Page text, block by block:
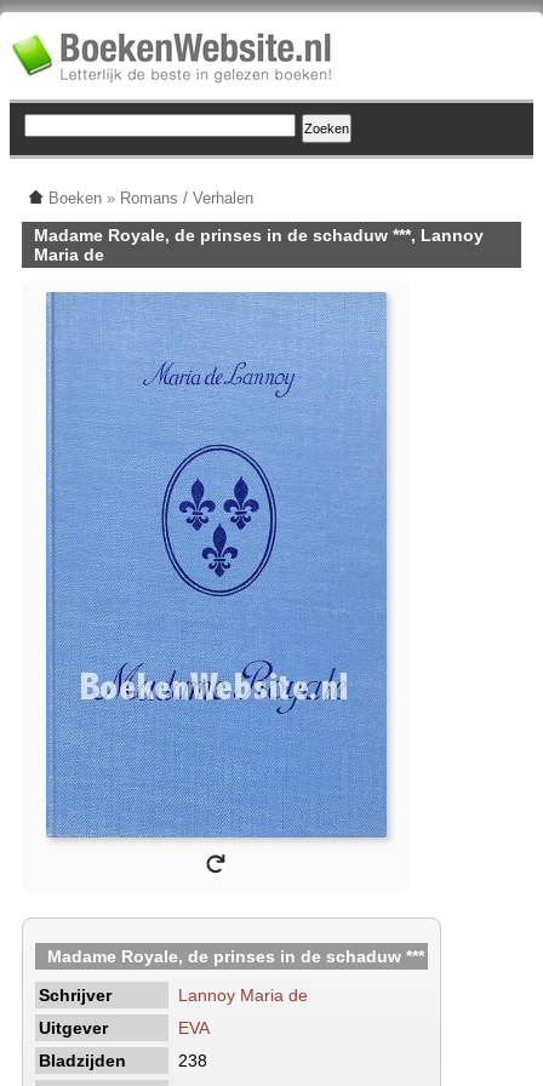
Boeken » Romans / Verhalen
Madame Royale, de prinses in de schaduw ***, Lannoy
Maria de
Madame Royale, de prinses in de schaduw ***
Schrijver
Lannoy Maria de
Uitgever
EVA
Bladzijden
238